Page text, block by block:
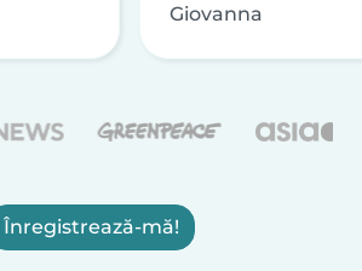
Giovanna
Înregistrează-mă!